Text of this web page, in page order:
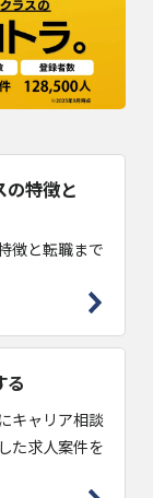
の特徴と
徴と転職まで
る
キャリア相談
た求人案件を